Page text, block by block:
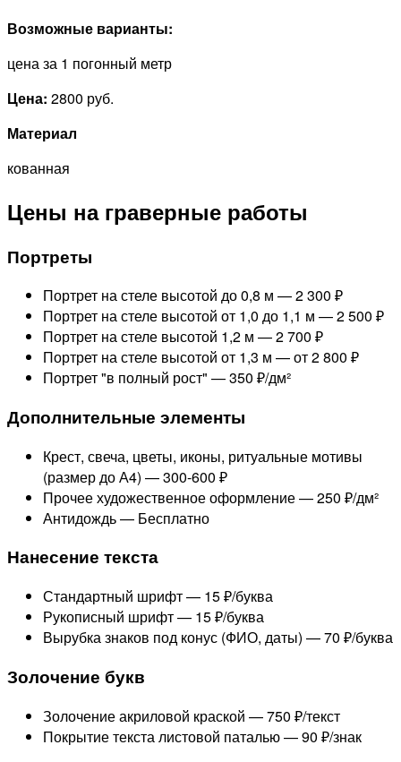
Возможные варианты:
цена за 1 погонный метр
Цена: 2800 руб.
Материал
кованная
Цены на граверные работы
Портреты
Портрет на стеле высотой до 0,8 м —2 300 ₽
Портрет на стеле высотой от 1,0 до 1,1 м —2 500 ₽
Портрет на стеле высотой 1,2 м —2 700 ₽
Портрет на стеле высотой от 1,3 м —от 2 800 ₽
Портрет "в полный рост" —350 ₽/дм²
Дополнительные элементы
Крест, свеча, цветы, иконы, ритуальные мотивы
(размер до А4) —300-600 ₽
Прочее художественное оформление —250 ₽/дм²
Антидождь — Бесплатно
Нанесение текста
Стандартный шрифт — 15 ₽/буква
Рукописный шрифт — 15 ₽/буква
Вырубка знаков под конус (ФИО, даты) —70 ₽/буква
Золочение букв
Золочение акриловой краской —750 ₽/текст
Покрытие текста листовой паталью —90 ₽/знак